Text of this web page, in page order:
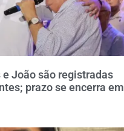
e João são registradas
prazo se encerra em